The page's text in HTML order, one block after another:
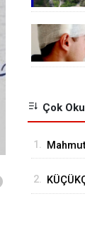
Çok
1.
2.